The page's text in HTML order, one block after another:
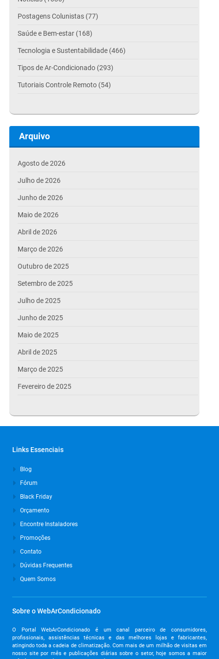
Postagens Colunistas (77)
Saúde e Bem-estar (168)
Tecnologia e Sustentabilidade (466)
Tipos de Ar-Condicionado (293)
Tutoriais Controle Remoto (54)
Arquivo
Agosto de 2026
Julho de 2026
Junho de 2026
Maio de 2026
Abril de 2026
Março de 2026
Outubro de 2025
Setembro de 2025
Julho de 2025
Junho de 2025
Maio de 2025
Abril de 2025
Março de 2025
Fevereiro de 2025
Setembro de 2024
Julho de 2024
Março de 2024
Outubro de 2023
Agosto de 2023
Junho de 2023
Maio de 2023
Abril de 2023
Links Essenciais
Blog
Fórum
Black Friday
Orçamento
Encontre Instaladores
Promoções
Contato
Dúvidas Frequentes
Quem Somos
Sobre o WebArCondicionado
O Portal WebArCondicionado é um canal parceiro de consumidores,
profissionais, assistências técnicas e das melhores lojas e fabricantes,
atingindo toda a cadeia de climatização. Com mais de um milhão de visitas em
nosso site por mês e publicações diárias sobre o setor, hoje somos a maior